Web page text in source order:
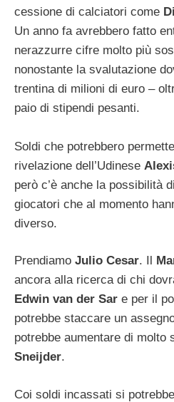
cessione di calciatori come
Un anno fa avrebbero fatto
nerazzurre cifre molto più
nonostante la svalutazione
trentina di milioni di euro –
paio di stipendi pesanti.
Soldi che potrebbero
rivelazione dell’Udinese
però c’è anche la possibilità
giocatori che al momento
diverso.
Prendiamo Julio Cesar. Il
ancora alla ricerca di chi
Edwin van der Sar e per il
potrebbe staccare un
potrebbe aumentare di molto
Sneijder.
Coi soldi incassati si